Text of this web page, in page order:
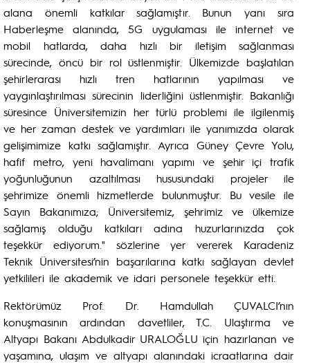
alana önemli katkılar sağlamıştır. Bunun yanı sıra
Haberleşme alanında, 5G uygulaması ile internet ve
mobil hatlarda, daha hızlı bir iletişim sağlanması
sürecinde, öncü bir rol üstlenmiştir. Ülkemizde başlatılan
şehirlerarası hızlı tren hatlarının yapılması ve
yaygınlaştırılması sürecinin liderliğini üstlenmiştir. Bakanlığı
süresince Üniversitemizin her türlü problemi ile ilgilenmiş
ve her zaman destek ve yardımları ile yanımızda olarak
gelişimimize katkı sağlamıştır. Ayrıca Güney Çevre Yolu,
hafif metro, yeni havalimanı yapımı ve şehir içi trafik
yoğunluğunun azaltılması hususundaki projeler ile
şehrimize önemli hizmetlerde bulunmuştur. Bu vesile ile
Sayın Bakanımıza; Üniversitemiz, şehrimiz ve ülkemize
sağlamış olduğu katkıları adına huzurlarınızda çok
teşekkür ediyorum." sözlerine yer vererek Karadeniz
Teknik Üniversitesi’nin başarılarına katkı sağlayan devlet
yetkilileri ile akademik ve idari personele teşekkür etti.
Rektörümüz Prof. Dr. Hamdullah ÇUVALCI’nın
konuşmasının ardından davetliler, T.C. Ulaştırma ve
Altyapı Bakanı Abdulkadir URALOĞLU için hazırlanan ve
yaşamına, ulaşım ve altyapı alanındaki icraatlarına dair